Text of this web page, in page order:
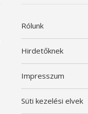
Rólunk
Hirdetőknek
Impresszum
Süti kezelési elvek